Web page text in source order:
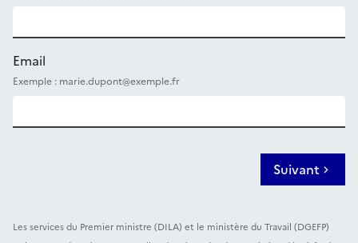
Email
Exemple : marie.dupont@exemple.fr
Suivant
Les services du Premier ministre (DILA) et le ministère du Travail (DGEFP)